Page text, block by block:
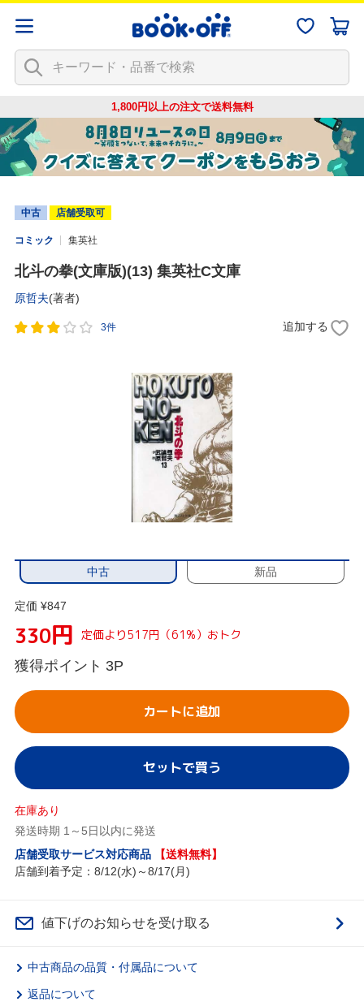
1,800円以上の注文で送料無料
中古 店舗受取可
コミック 集英社
北斗の拳(文庫版)(13) 集英社C文庫
原哲夫(著者)
3件 追加する
中古 新品
定価 ¥847
330円 定価より517円（61%）おトク
獲得ポイント 3P
カートに追加
セットで買う
在庫あり
発送時期 1～5日以内に発送
店舗受取サービス対応商品
【送料無料】
店舗到着予定：8/12(水)～8/17(月)
値下げのお知らせを受け取る
中古商品の品質・付属品について
返品について